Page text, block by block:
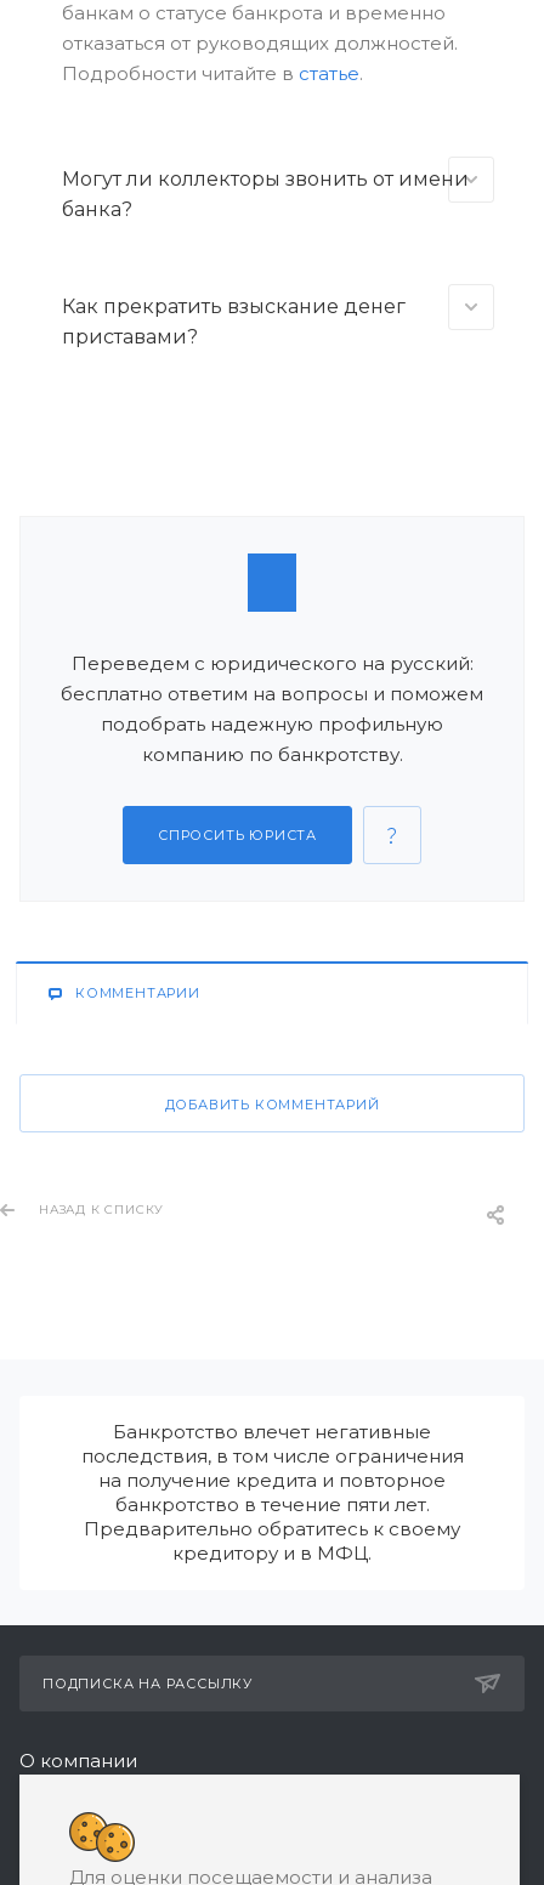
банкам о статусе банкрота и временно
отказаться от руководящих должностей.
Подробности читайте в статье.
Могут ли коллекторы звонить от имени
банка?
Как прекратить взыскание денег
приставами?
Переведем с юридического на русский:
бесплатно ответим на вопросы и поможем
подобрать надежную профильную
компанию по банкротству.
СПРОСИТЬ ЮРИСТА
КОММЕНТАРИИ
ДОБАВИТЬ КОММЕНТАРИЙ
НАЗАД К СПИСКУ
Банкротство влечет негативные
последствия, в том числе ограничения
на получение кредита и повторное
банкротство в течение пяти лет.
Предварительно обратитесь к своему
кредитору и в МФЦ.
ПОДПИСКА НА РАССЫЛКУ
О компании
Реквизиты
8 (800) 550-08-77
Для оценки посещаемости и анализа